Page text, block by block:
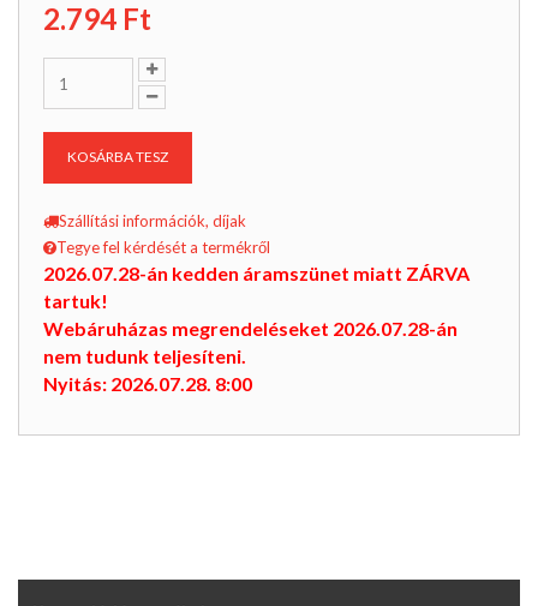
2.794 Ft
KOSÁRBA TESZ
Szállítási információk, díjak
Tegye fel kérdését a termékről
2026.07.28-án kedden áramszünet miatt ZÁRVA
tartuk!
Webáruházas megrendeléseket 2026.07.28-án
nem tudunk teljesíteni.
Nyitás: 2026.07.28. 8:00